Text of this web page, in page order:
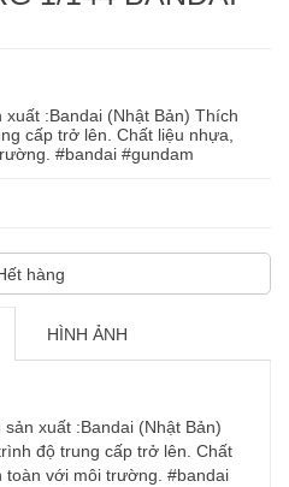
:Bandai (Nhật Bản) Thích
cấp trở lên. Chất liệu nhựa,
#bandai #gundam
hàng
HÌNH ẢNH
xuất :Bandai (Nhật Bản)
độ trung cấp trở lên. Chất
toàn với môi trường. #bandai